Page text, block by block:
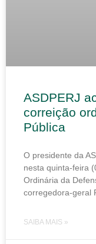
ASDPERJ
correição
Pública
O presidente da
nesta quinta-feira
Ordinária da
corregedora-geral
SAIBA MAIS »